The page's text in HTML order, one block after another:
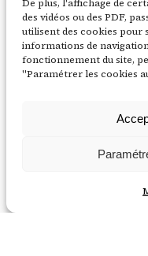
De plus, l'affichage de
des vidéos ou des PDF,
utilisent des cookies pour
informations de
fonctionnement du site,
"Paramétrer les cookies
chanvre local
!
21 juillet 2026
d’atelier
visite
14
2025